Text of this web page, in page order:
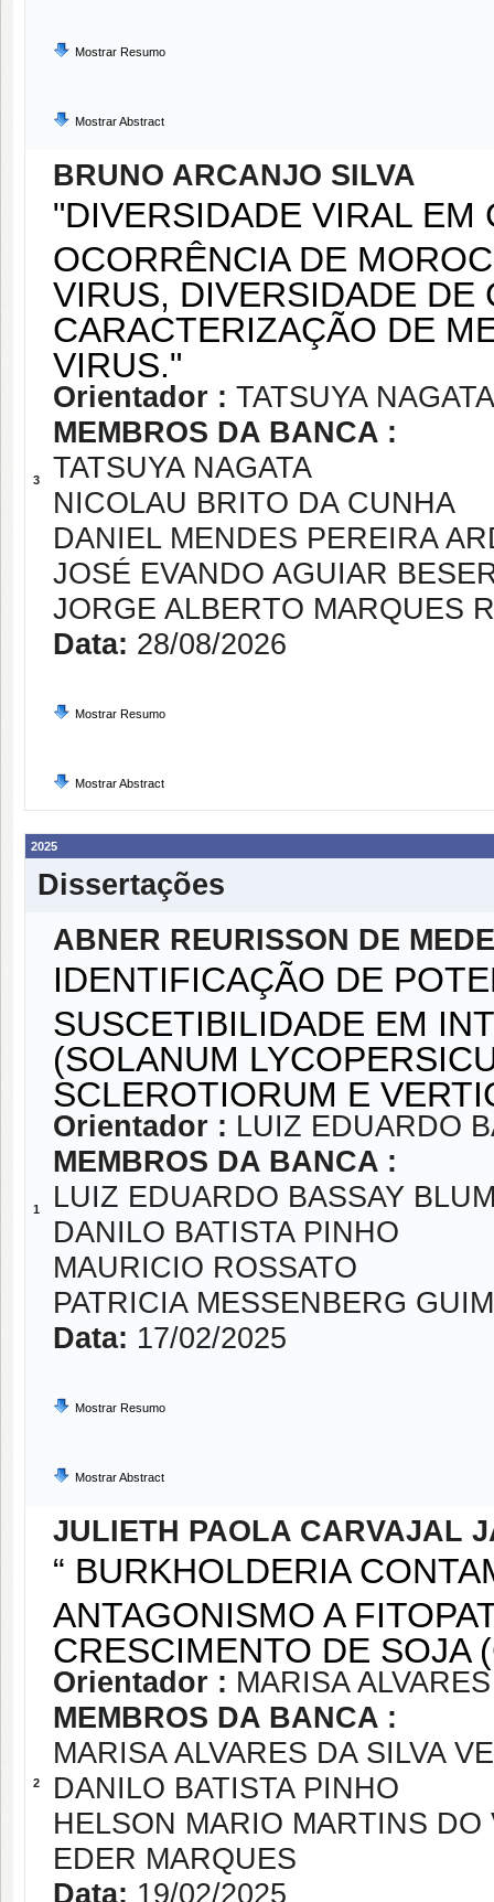
Mostrar Resumo
Mostrar Abstract
3
BRUNO ARCANJO SILVA
"DIVERSIDADE VIRAL
OCORRÊNCIA DE
VIRUS, DIVERSIDADE DE
CARACTERIZAÇÃO DE
VIRUS."
Orientador : TATSUYA NAGATA
MEMBROS DA BANCA :
TATSUYA NAGATA
NICOLAU BRITO DA CUNHA
DANIEL MENDES PEREIRA
JOSÉ EVANDO AGUIAR
JORGE ALBERTO MARQUES
Data: 28/08/2026
Mostrar Resumo
Mostrar Abstract
2025
Dissertações
1
ABNER REURISSON DE
IDENTIFICAÇÃO DE
SUSCETIBILIDADE EM
(SOLANUM
SCLEROTIORUM E
Orientador : LUIZ EDUARDO
MEMBROS DA BANCA :
LUIZ EDUARDO BASSAY
DANILO BATISTA PINHO
MAURICIO ROSSATO
PATRICIA MESSENBERG
Data: 17/02/2025
Mostrar Resumo
Mostrar Abstract
2
JULIETH PAOLA CARVAJAL
“ BURKHOLDERIA
ANTAGONISMO A
CRESCIMENTO DE SOJA
Orientador : MARISA
MEMBROS DA BANCA :
MARISA ALVARES DA SILVA
DANILO BATISTA PINHO
HELSON MARIO MARTINS DO
EDER MARQUES
Data: 19/02/2025